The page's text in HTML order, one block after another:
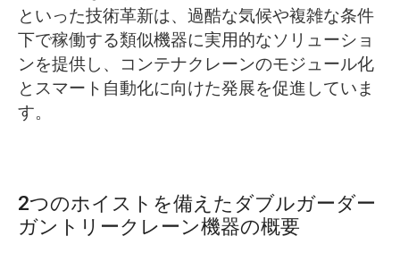
といった技術革新は、過酷な気候や複雑な条件
下で稼働する類似機器に実用的なソリューショ
ンを提供し、コンテナクレーンのモジュール化
とスマート自動化に向けた発展を促進していま
す。
2つのホイストを備えたダブルガーダー
ガントリークレーン機器の概要